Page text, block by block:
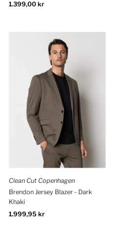
Ordinær
1.399,00 kr
Clean Cut Copenhagen
Brendon Jersey Blazer - Dark
Khaki
Ordinær
1.999,95 kr